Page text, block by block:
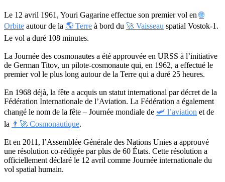
Le 12 avril 1961, Youri Gagarine effectue son premier vol en🌐
Orbite autour de la 🌎 Terre à bord du 🚀 Vaisseau spatial Vostok-1.
Le vol a duré 108 minutes.
La Journée des cosmonautes a été approuvée en URSS à l’initiative
de German Titov, un pilote-cosmonaute qui, en 1962, a effectué le
premier vol le plus long autour de la Terre qui a duré 25 heures.
En 1968 déjà, la fête a acquis un statut international par décret de la
Fédération Internationale de l’Aviation. La Fédération a également
changé le nom de la fête – Journée mondiale de 🛩 l’aviation et de
la 👨‍🚀 Cosmonautique.
Et en 2011, l’Assemblée Générale des Nations Unies a approuvé
une résolution co-rédigée par plus de 60 États. Cette résolution a
officiellement déclaré le 12 avril comme Journée internationale du
vol spatial humain.